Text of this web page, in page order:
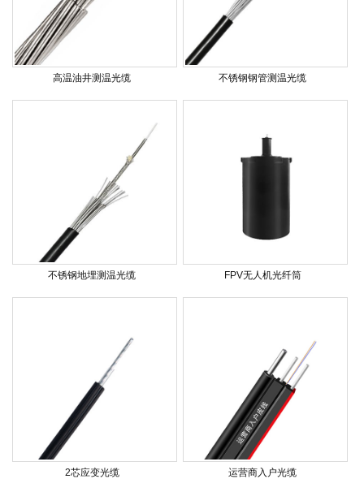
高温油井测温光缆 不锈钢钢管测温光缆
不锈钢地埋测温光缆 FPV无人机光纤筒
2芯应变光缆 运营商入户光缆